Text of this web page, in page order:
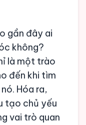
gần đây ai
không?
là một trào
đến khi tìm
Hóa ra,
tạo chủ yếu
vai trò quan